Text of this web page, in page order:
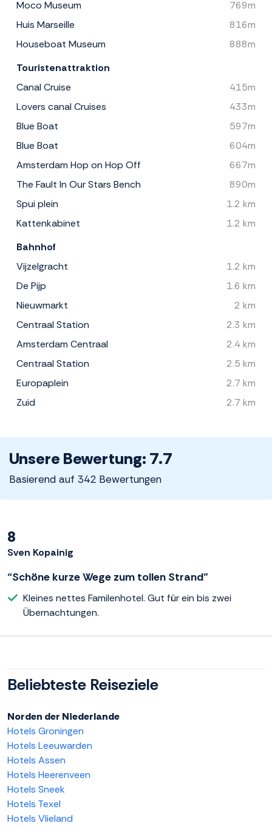
Moco Museum
769m
Huis Marseille
816m
Houseboat Museum
888m
Touristenattraktion
Canal Cruise
415m
Lovers canal Cruises
433m
Blue Boat
597m
Blue Boat
604m
Amsterdam Hop on Hop Off
667m
The Fault In Our Stars Bench
890m
Spui plein
1.2 km
Kattenkabinet
1.2 km
Bahnhof
Vijzelgracht
1.2 km
De Pijp
1.6 km
Nieuwmarkt
2 km
Centraal Station
2.3 km
Amsterdam Centraal
2.4 km
Centraal Station
2.5 km
Europaplein
2.7 km
Zuid
2.7 km
Unsere Bewertung: 7.7
Basierend auf 342 Bewertungen
8
Sven Kopainig
“Schöne kurze Wege zum tollen Strand”
Kleines nettes Familenhotel. Gut für ein bis zwei
Übernachtungen.
Beliebteste Reiseziele
Norden der Niederlande
Hotels Groningen
Hotels Leeuwarden
Hotels Assen
Hotels Heerenveen
Hotels Sneek
Hotels Texel
Hotels Vlieland